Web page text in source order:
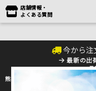
店舗情報・
よくある質問
今から注
最新の出
こ
熊本地震の影響により九州への
のHP